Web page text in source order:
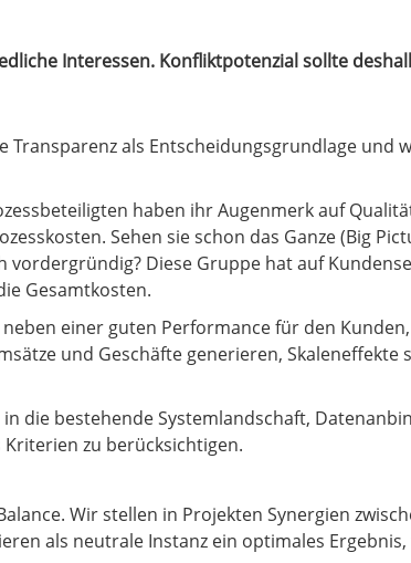
Interessen. Konfliktpotenzial sollte
Transparenz als Entscheidungsgrundlage und
haben ihr Augenmerk auf
Sehen sie schon das Ganze (Big
vordergründig? Diese Gruppe hat auf
Gesamtkosten.
einer guten Performance für den Kunden,
und Geschäfte generieren, Skaleneffekte
die bestehende Systemlandschaft,
zu berücksichtigen.
Wir stellen in Projekten Synergien
als neutrale Instanz ein optimales